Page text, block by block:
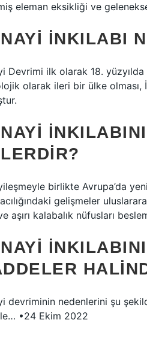
eleman eksikliği ve
INKILABI
Devrimi ilk olarak 18.
olarak ileri bir ülke olması,
birlikte Avrupa’da
gelişmeler
aşırı kalabalık nüfusları
devriminin nedenlerini şu
•24 Ekim 2022